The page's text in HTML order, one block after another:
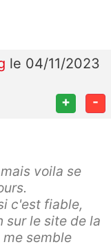
le 04/11/2023
+ -
voila se
c'est fiable,
sur le site de la
me semble